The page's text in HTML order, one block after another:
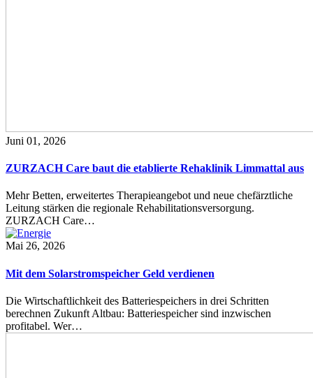
Juni 01, 2026
ZURZACH Care baut die etablierte Rehaklinik Limmattal aus
Mehr Betten, erweitertes Therapieangebot und neue chefärztliche
Leitung stärken die regionale Rehabilitationsversorgung.
ZURZACH Care…
Mai 26, 2026
Mit dem Solarstromspeicher Geld verdienen
Die Wirtschaftlichkeit des Batteriespeichers in drei Schritten
berechnen Zukunft Altbau: Batteriespeicher sind inzwischen
profitabel. Wer…